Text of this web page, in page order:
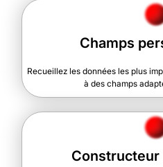
Champs
Recueillez les données les plus
à des champs
Constructeur